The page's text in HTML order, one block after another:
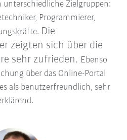
unterschiedliche Zielgruppen:
Programmierer,
Die
zeigten sich über die
sehr zufrieden. Ebenso
über das Online-Portal
als benutzerfreundlich, sehr